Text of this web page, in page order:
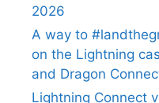
2026
A way to
on the Lightning
and Dragon
Lightning Connect